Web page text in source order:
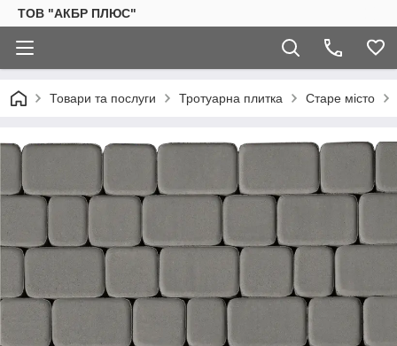
ТОВ "АКБР ПЛЮС"
Товари та послуги Тротуарна плитка Старе місто